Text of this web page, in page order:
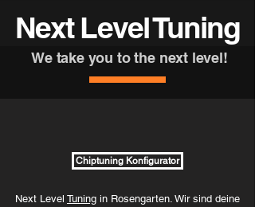
Next Level Tuning
We take you to the next level!
Chiptuning Konfigurator
Next Level Tuning in Rosengarten. Wir sind deine